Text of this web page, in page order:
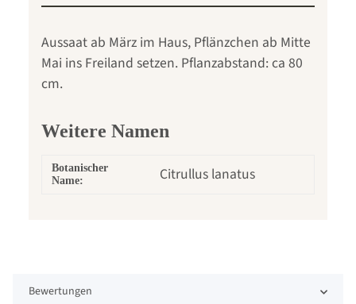
Aussaat ab März im Haus, Pflänzchen ab Mitte
Mai ins Freiland setzen. Pflanzabstand: ca 80
cm.
Weitere Namen
Botanischer
Name:
Citrullus lanatus
Bewertungen